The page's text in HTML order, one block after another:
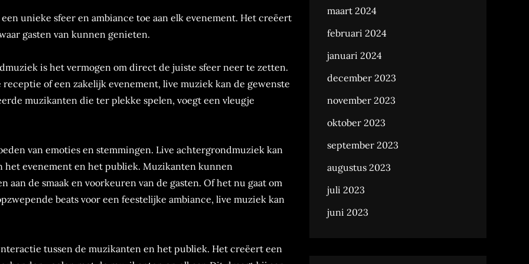
unieke sfeer en ambiance toe aan elk evenement. Het creëert
gasten van kunnen genieten.
is het vermogen om direct de juiste sfeer neer te zetten.
of een zakelijk evenement, live muziek kan de gewenste
muzikanten die ter plekke spelen, voegt een vleugje
van emoties en stemmingen. Live achtergrondmuziek kan
het evenement en het publiek. Muzikanten kunnen
aan de smaak en voorkeuren van de gasten. Of het nu gaat om
beats voor een feestelijke ambiance, live muziek kan
tussen de muzikanten en het publiek. Het creëert een
maart 2024
februari 2024
januari 2024
december 2023
november 2023
oktober 2023
september 2023
augustus 2023
juli 2023
juni 2023